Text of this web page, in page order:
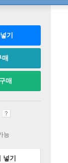
기
매
매
능
넣기